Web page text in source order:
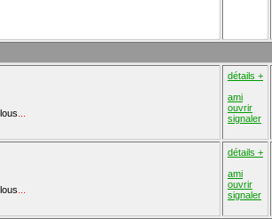
détails +
ami
ouvrir
signaler
détails +
ami
ouvrir
signaler